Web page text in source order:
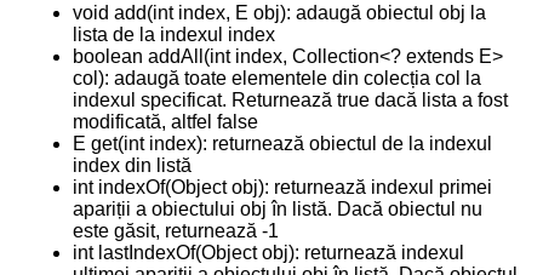
void add(int index, E obj): adaugă obiectul obj la
lista de la indexul index
boolean addAll(int index, Collection<? extends E>
col): adaugă toate elementele din colecția col la
indexul specificat. Returnează true dacă lista a fost
modificată, altfel false
E get(int index): returnează obiectul de la indexul
index din listă
int indexOf(Object obj): returnează indexul primei
apariții a obiectului obj în listă. Dacă obiectul nu
este găsit, returnează -1
int lastIndexOf(Object obj): returnează indexul